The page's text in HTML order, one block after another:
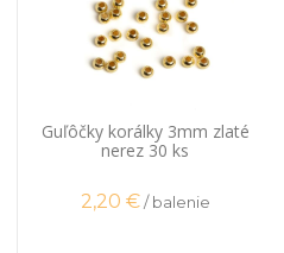
Guľôčky korálky 3mm zlaté
nerez 30 ks
2,20 € / balenie